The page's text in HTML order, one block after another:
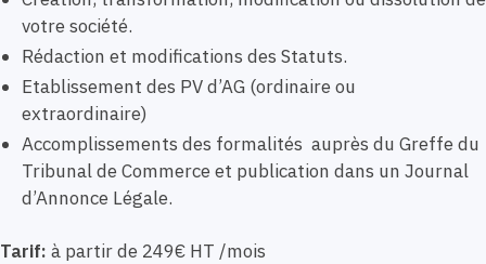
votre société.
Rédaction et modifications des Statuts.
Etablissement des PV d’AG (ordinaire ou
extraordinaire)
Accomplissements des formalités auprès du Greffe du
Tribunal de Commerce et publication dans un Journal
d’Annonce Légale.
Tarif: à partir de 249€ HT /mois